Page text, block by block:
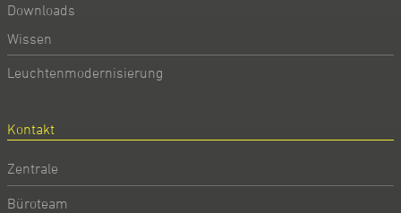
Downloads
Wissen
Leuchtenmodernisierung
Kontakt
Zentrale
Büroteam